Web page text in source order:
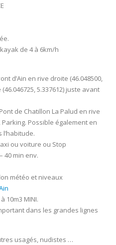
de 4 à 6km/h
d’Ain en rive droite (46.048500,
5.337612) juste avant
Pont de Chatillon La Palud en rive
Parking. Possible également en
l’habitude.
ou voiture ou Stop
40 min env.
météo et niveaux
10m3 MINI.
dans les grandes lignes
usagés, nudistes …